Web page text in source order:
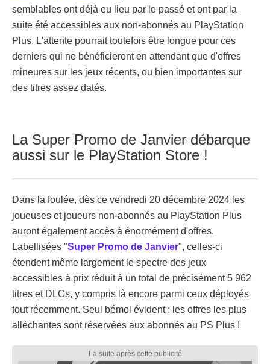
semblables ont déjà eu lieu par le passé et ont par la
suite été accessibles aux non-abonnés au PlayStation
Plus. L'attente pourrait toutefois être longue pour ces
derniers qui ne bénéficieront en attendant que d'offres
mineures sur les jeux récents, ou bien importantes sur
des titres assez datés.
La Super Promo de Janvier débarque
aussi sur le PlayStation Store !
Dans la foulée, dès ce vendredi 20 décembre 2024 les
joueuses et joueurs non-abonnés au PlayStation Plus
auront également accès à énormément d'offres.
Labellisées "Super Promo de Janvier", celles-ci
étendent même largement le spectre des jeux
accessibles à prix réduit à un total de précisément 5 962
titres et DLCs, y compris là encore parmi ceux déployés
tout récemment. Seul bémol évident : les offres les plus
alléchantes sont réservées aux abonnés au PS Plus !